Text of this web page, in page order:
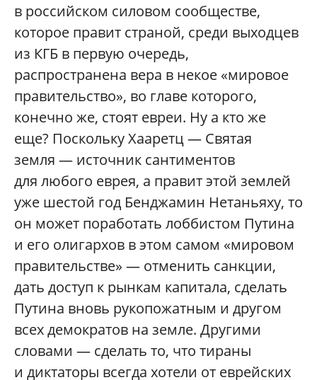
в российском силовом сообществе,
которое правит страной, среди выходцев
из КГБ в первую очередь,
распространена вера в некое «мировое
правительство», во главе которого,
конечно же, стоят евреи. Ну а кто же
еще? Поскольку Хааретц — Святая
земля — источник сантиментов
для любого еврея, а правит этой землей
уже шестой год Бенджамин Нетаньяху, то
он может поработать лоббистом Путина
и его олигархов в этом самом «мировом
правительстве» — отменить санкции,
дать доступ к рынкам капитала, сделать
Путина вновь рукопожатным и другом
всех демократов на земле. Другими
словами — сделать то, что тираны
и диктаторы всегда хотели от еврейских